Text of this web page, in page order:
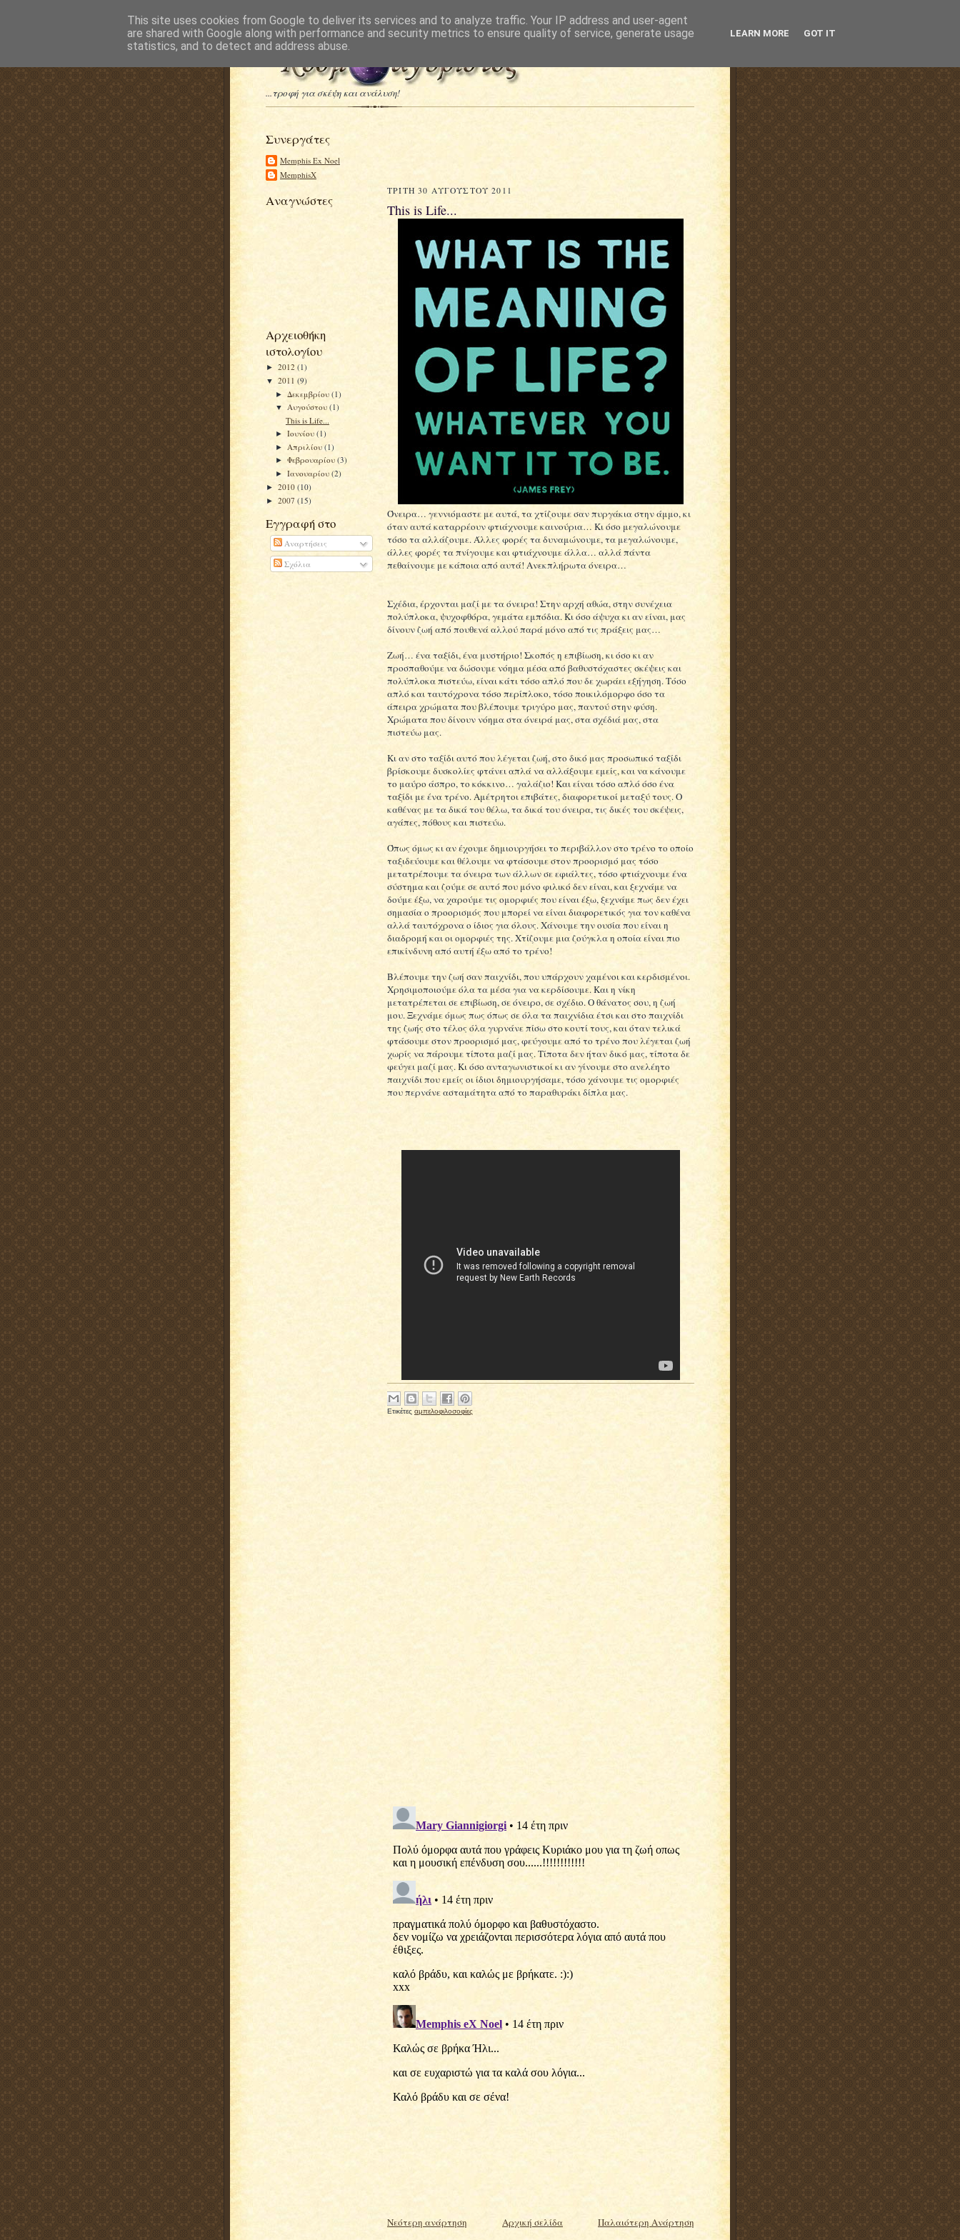
...τροφή για σκέψη και ανάλυση!
Συνεργάτες
Memphis Ex Noel
MemphisX
Αναγνώστες
Αρχειοθήκη
ιστολογίου
► 2012 (1)
▼ 2011 (9)
►Δεκεμβρίου(1)
▼ Αυγούστου(1)
This is Life...
►Ιουνίου(1)
► Απριλίου(1)
►Φεβρουαρίου(3)
►Ιανουαρίου(2)
► 2010 (10)
► 2007 (15)
Εγγραφή στο
Αναρτήσεις
Σχόλια
ΤΡΊΤΗ 30 ΑΥΓΟΎΣΤΟΥ 2011
This is Life...
Όνειρα… γεννιόμαστε με αυτά, τα χτίζουμε σαν πυργάκια στην άμμο, κι
όταν αυτά καταρρέουν φτιάχνουμε καινούρια… Κι όσο μεγαλώνουμε
τόσο τα αλλάζουμε. Άλλες φορές τα δυναμώνουμε, τα μεγαλώνουμε,
άλλες φορές τα πνίγουμε και φτιάχνουμε άλλα… αλλά πάντα
πεθαίνουμε με κάποια από αυτά! Ανεκπλήρωτα όνειρα…
Σχέδια, έρχονται μαζί με τα όνειρα! Στην αρχή αθώα, στην συνέχεια
πολύπλοκα, ψυχοφθόρα, γεμάτα εμπόδια. Κι όσο άψυχα κι αν είναι, μας
δίνουν ζωή από πουθενά αλλού παρά μόνο από τις πράξεις μας…
Ζωή… ένα ταξίδι, ένα μυστήριο! Σκοπός η επιβίωση, κι όσο κι αν
προσπαθούμε να δώσουμε νόημα μέσα από βαθυστόχαστες σκέψεις και
πολύπλοκα πιστεύω, είναι κάτι τόσο απλό που δε χωράει εξήγηση. Τόσο
απλό και ταυτόχρονα τόσο περίπλοκο, τόσο ποικιλόμορφο όσο τα
άπειρα χρώματα που βλέπουμε τριγύρο μας, παντού στην φύση.
Χρώματα που δίνουν νόημα στα όνειρά μας, στα σχέδιά μας, στα
πιστεύω μας.
Κι αν στο ταξίδι αυτό που λέγεται ζωή, στο δικό μας προσωπικό ταξίδι
βρίσκουμε δυσκολίες φτάνει απλά να αλλάξουμε εμείς, και να κάνουμε
το μαύρο άσπρο, το κόκκινο… γαλάζιο! Και είναι τόσο απλό όσο ένα
ταξίδι με ένα τρένο. Αμέτρητοι επιβάτες, διαφορετικοί μεταξύ τους. Ο
καθένας με τα δικά του θέλω, τα δικά του όνειρα, τις δικές του σκέψεις,
αγάπες, πόθους και πιστεύω.
Όπως όμως κι αν έχουμε δημιουργήσει το περιβάλλον στο τρένο το οποίο
ταξιδεύουμε και θέλουμε να φτάσουμε στον προορισμό μας τόσο
μετατρέπουμε τα όνειρα των άλλων σε εφιάλτες, τόσο φτιάχνουμε ένα
σύστημα και ζούμε σε αυτό που μόνο φιλικό δεν είναι, και ξεχνάμε να
δούμε έξω, να χαρούμε τις ομορφιές που είναι έξω, ξεχνάμε πως δεν έχει
σημασία ο προορισμός που μπορεί να είναι διαφορετικός για τον καθένα
αλλά ταυτόχρονα ο ίδιος για όλους. Χάνουμε την ουσία που είναι η
διαδρομή και οι ομορφιές της. Χτίζουμε μια ζούγκλα η οποία είναι πιο
επικίνδυνη από αυτή έξω από το τρένο!
Βλέπουμε την ζωή σαν παιχνίδι, που υπάρχουν χαμένοι και κερδισμένοι.
Χρησιμοποιούμε όλα τα μέσα για να κερδίσουμε. Και η νίκη
μετατρέπεται σε επιβίωση, σε όνειρο, σε σχέδιο. Ο θάνατος σου, η ζωή
μου. Ξεχνάμε όμως πως όπως σε όλα τα παιχνίδια έτσι και στο παιχνίδι
της ζωής στο τέλος όλα γυρνάνε πίσω στο κουτί τους, και όταν τελικά
φτάσουμε στον προορισμό μας, φεύγουμε από το τρένο που λέγεται ζωή
χωρίς να πάρουμε τίποτα μαζί μας. Τίποτα δεν ήταν δικό μας, τίποτα δε
φεύγει μαζί μας. Κι όσο ανταγωνιστικοί κι αν γίνουμε στο ανελέητο
παιχνίδι που εμείς οι ίδιοι δημιουργήσαμε, τόσο χάνουμε τις ομορφιές
που περνάνε ασταμάτητα από το παραθυράκι δίπλα μας.
Ετικέτες αμπελοφιλοσοφίες
Νεότερη ανάρτηση Παλαιότερη Ανάρτηση
Αρχική σελίδα
This site uses cookies from Google to deliver its services and to analyze traffic. Your IP address and user-agent
are shared with Google along with performance and security metrics to ensure quality of service, generate usage
statistics, and to detect and address abuse.
LEARN MORE GOT IT